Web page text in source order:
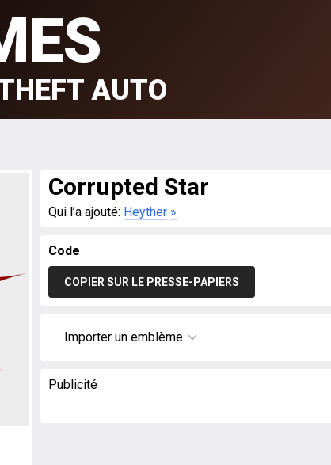
AUTO
Corrupted Star
Qui l’a ajouté: Heyther »
Code
COPIER SUR LE PRESSE-PAPIERS
Importer un emblème
Publicité